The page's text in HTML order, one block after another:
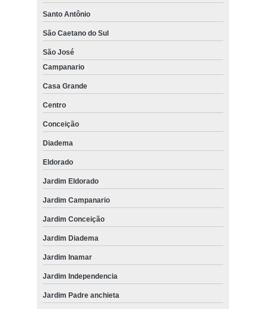
Santo Antônio
São Caetano do Sul
São José
Campanario
Casa Grande
Centro
Conceição
Diadema
Eldorado
Jardim Eldorado
Jardim Campanario
Jardim Conceição
Jardim Diadema
Jardim Inamar
Jardim Independencia
Jardim Padre anchieta